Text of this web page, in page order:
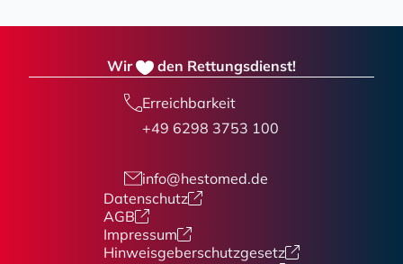
Wir den Rettungsdienst!
Erreichbarkeit
+49 6298 3753 100
info@hestomed.de
Datenschutz
AGB
Impressum
Hinweisgeberschutzgesetz